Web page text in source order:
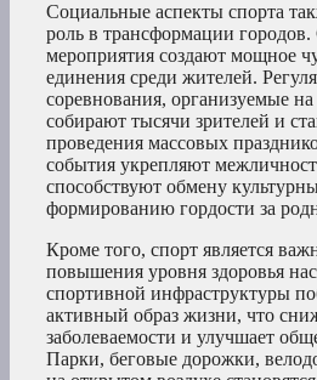
Социальные аспекты спорта
роль в трансформации
мероприятия создают мощное
единения среди жителей.
соревнования, организуемые
собирают тысячи зрителей и
проведения массовых
события укрепляют
способствуют обмену
формированию гордости за
Кроме того, спорт является
повышения уровня здоровья
спортивной инфраструктуры
активный образ жизни, что
заболеваемости и улучшает
Парки, беговые дорожки,